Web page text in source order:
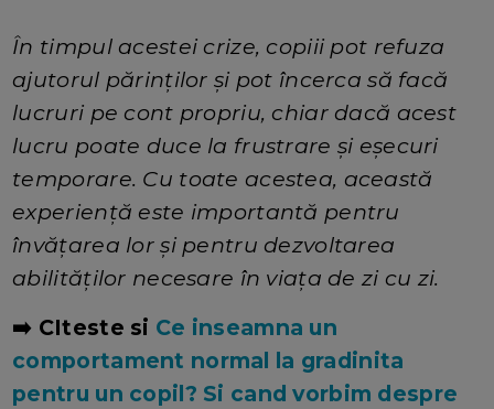
În timpul acestei crize, copiii pot refuza
ajutorul părinților și pot încerca să facă
lucruri pe cont propriu, chiar dacă acest
lucru poate duce la frustrare și eșecuri
temporare. Cu toate acestea, această
experiență este importantă pentru
învățarea lor și pentru dezvoltarea
abilităților necesare în viața de zi cu zi.
➡️ CIteste si Ce inseamna un
comportament normal la gradinita
pentru un copil? Si cand vorbim despre